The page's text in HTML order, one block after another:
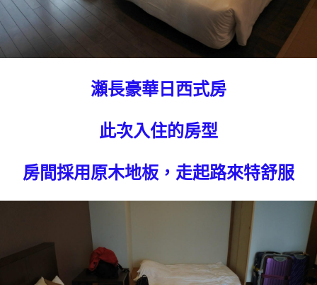
瀬長豪華日西式房
此次入住的房型
房間採用原木地板，走起路來特舒服